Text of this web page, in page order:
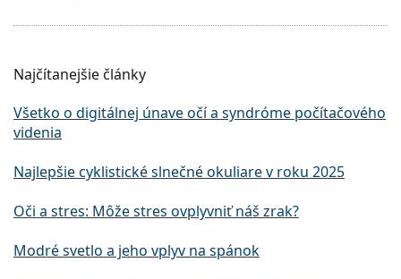
Najčítanejšie články
Všetko o digitálnej únave očí a syndróme počítačového
videnia
Najlepšie cyklistické slnečné okuliare v roku 2025
Oči a stres: Môže stres ovplyvniť náš zrak?
Modré svetlo a jeho vplyv na spánok